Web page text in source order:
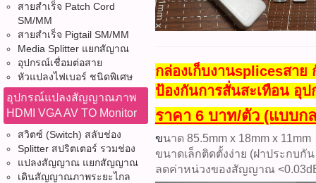
สายสำเร็จ Patch Cord
SM/MM
สายสำเร็จ Pigtail SM/MM
Media Splitter แยกสัญาณ
อุปกรณ์เชื่อมต่อสาย
หัวแปลงไฟเบอร์ ชนิดพิเศษ
อุปกรณ์แปลงสัญญาณภาพ
HDMI VGA AV TO Monitor
สวิตซ์ (Switch) สลับช่อง
Splitter สปริตเตอร์ รวมช่อง
แปลงสัญญาณ แยกสัญญาณ
เดินสัญญาณภาพระยะไกล
กล่องเก็บงานsplicesสา
ป้องกันการสั่นสะเทือน อุ
ราคา 6 บาท/ตัว (แบบก
ขนาด 85.5mm x 18mm x 11mm
ขนาดเล็กติดตั้งง่าย (ฝาประกบ
ลดค่าหน่วงของสัญญาณ